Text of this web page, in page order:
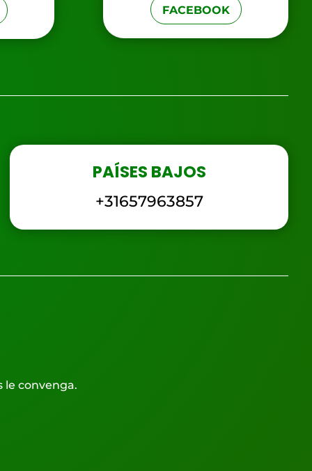
FACEBOOK
PAÍSES BAJOS
+31657963857
le convenga.